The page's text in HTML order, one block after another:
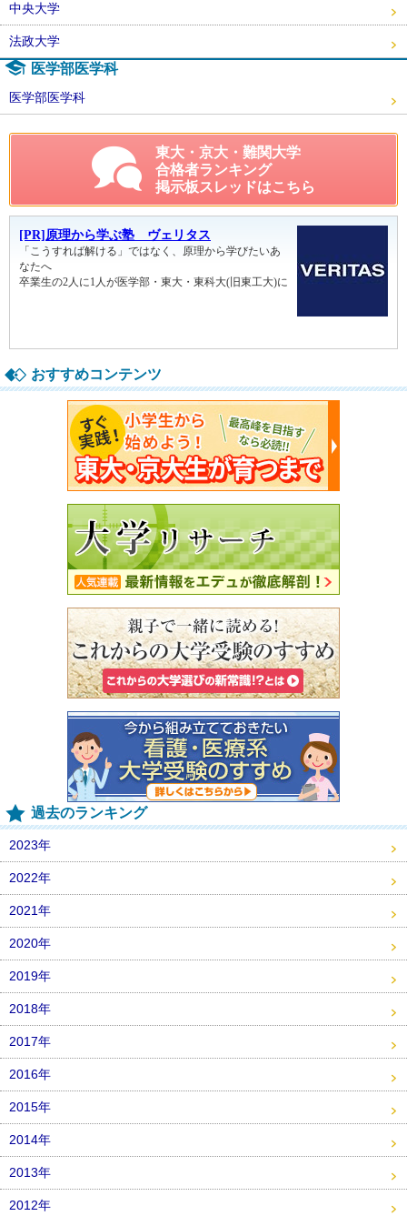
中央大学
法政大学
医学部医学科
医学部医学科
東大・京大・難関大学
合格者ランキング
掲示板スレッドはこちら
おすすめコンテンツ
過去のランキング
2023年
2022年
2021年
2020年
2019年
2018年
2017年
2016年
2015年
2014年
2013年
2012年